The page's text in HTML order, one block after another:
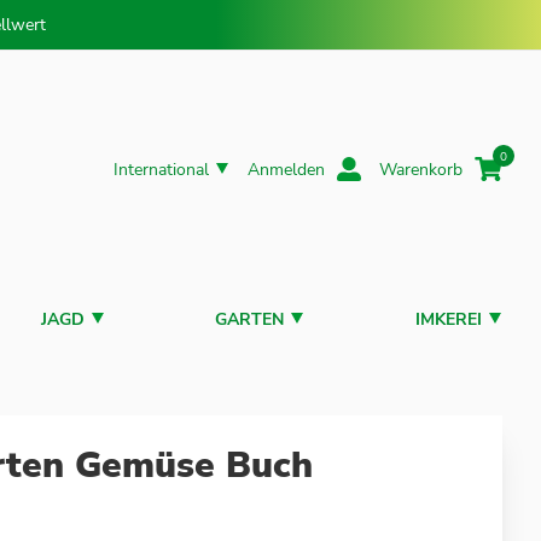
International Anmelden Warenkorb
0
JAGD GARTEN IMKEREI
Gemüse Buch